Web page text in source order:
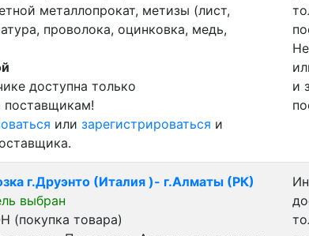
металлопрокат, метизы (лист,
проволока, оцинковка, медь,
доступна только
поставщикам!
или зарегистрироваться и
и
г.Друэнто (Италия )- г.Алматы (РК)
выбран
(покупка товара)